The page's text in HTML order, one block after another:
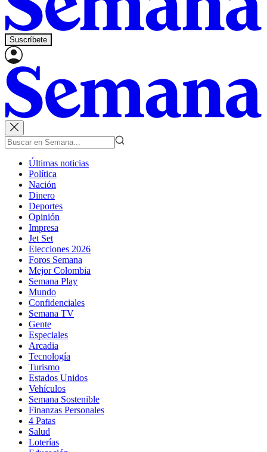
Suscríbete
Últimas noticias
Política
Nación
Dinero
Deportes
Opinión
Impresa
Jet Set
Elecciones 2026
Foros Semana
Mejor Colombia
Semana Play
Mundo
Confidenciales
Semana TV
Gente
Especiales
Arcadia
Tecnología
Turismo
Estados Unidos
Vehículos
Semana Sostenible
Finanzas Personales
4 Patas
Salud
Loterías